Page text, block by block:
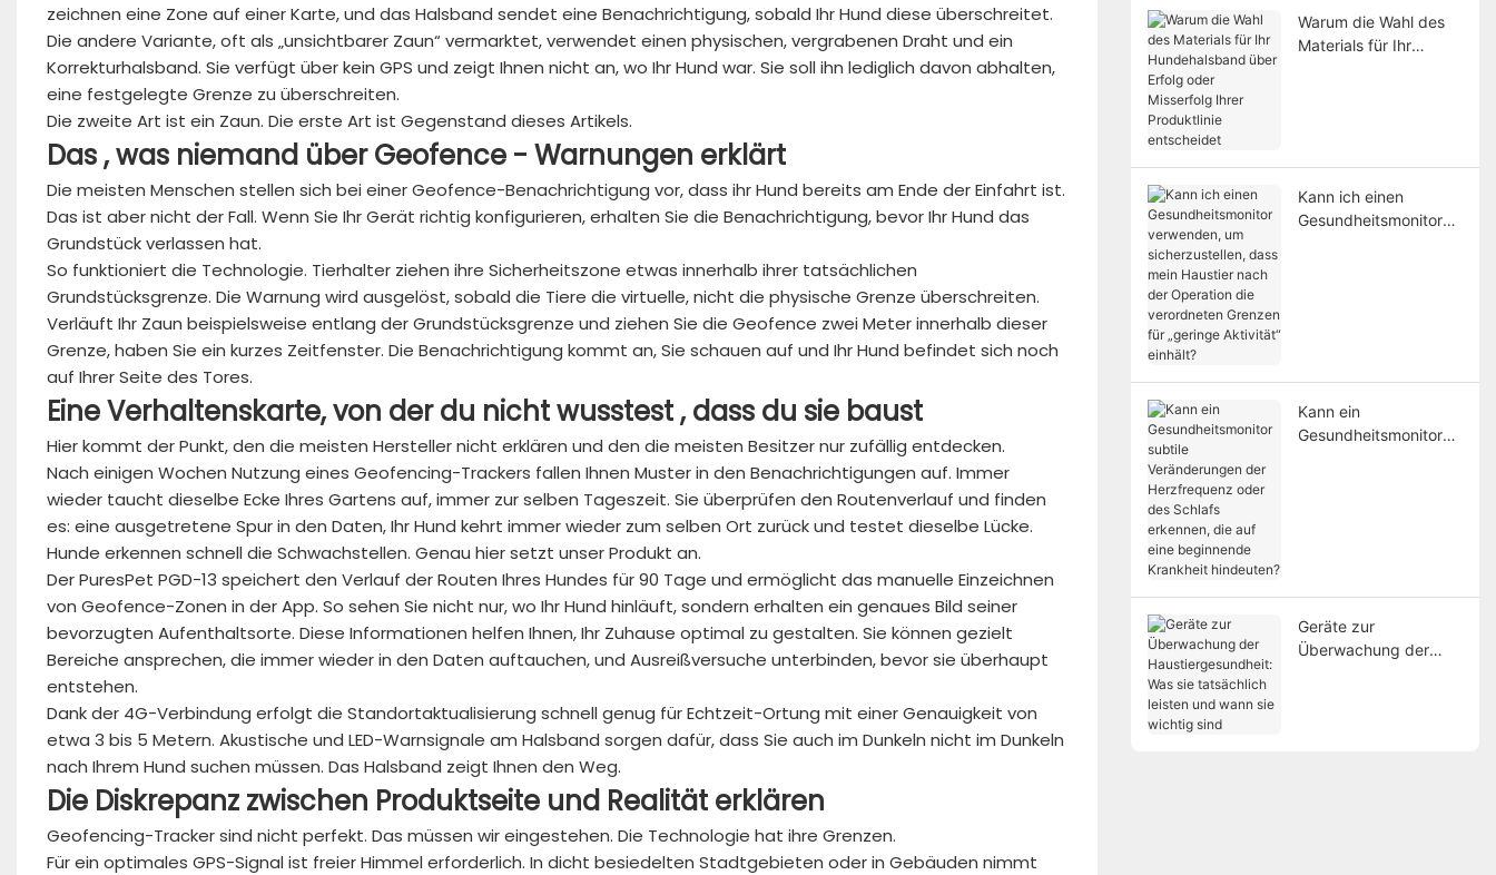
zeichnen eine Zone auf einer Karte, und das Halsband sendet eine Benachrichtigung, sobald Ihr Hund diese überschreitet.
Die andere Variante, oft als „unsichtbarer Zaun“ vermarktet, verwendet einen physischen, vergrabenen Draht und ein
Korrekturhalsband. Sie verfügt über kein GPS und zeigt Ihnen nicht an, wo Ihr Hund war. Sie soll ihn lediglich davon abhalten,
eine festgelegte Grenze zu überschreiten.
Die zweite Art ist ein Zaun. Die erste Art ist Gegenstand dieses Artikels.
Das,was niemand über Geofence - Warnungen erklärt
Die meisten Menschen stellen sich bei einer Geofence-Benachrichtigung vor, dass ihr Hund bereits am Ende der Einfahrt ist.
Das ist aber nicht der Fall. Wenn Sie Ihr Gerät richtig konfigurieren, erhalten Sie die Benachrichtigung, bevor Ihr Hund das
Grundstück verlassen hat.
So funktioniert die Technologie. Tierhalter ziehen ihre Sicherheitszone etwas innerhalb ihrer tatsächlichen
Grundstücksgrenze. Die Warnung wird ausgelöst, sobald die Tiere die virtuelle, nicht die physische Grenze überschreiten.
Verläuft Ihr Zaun beispielsweise entlang der Grundstücksgrenze und ziehen Sie die Geofence zwei Meter innerhalb dieser
Grenze, haben Sie ein kurzes Zeitfenster. Die Benachrichtigung kommt an, Sie schauen auf und Ihr Hund befindet sich noch
auf Ihrer Seite des Tores.
Eine Verhaltenskarte, von der du nichtwusstest, dass du sie baust
Hier kommt der Punkt, den die meisten Hersteller nicht erklären und den die meisten Besitzer nur zufällig entdecken.
Nach einigen Wochen Nutzung eines Geofencing-Trackers fallen Ihnen Muster in den Benachrichtigungen auf. Immer
wieder taucht dieselbe Ecke Ihres Gartens auf, immer zur selben Tageszeit. Sie überprüfen den Routenverlauf und finden
es: eine ausgetretene Spur in den Daten, Ihr Hund kehrt immer wieder zum selben Ort zurück und testet dieselbe Lücke.
Hunde erkennen schnell die Schwachstellen. Genau hier setzt unser Produkt an.
Der PuresPet PGD-13 speichert den Verlauf der Routen Ihres Hundes für 90 Tage und ermöglicht das manuelle Einzeichnen
von Geofence-Zonen in der App. So sehen Sie nicht nur, wo Ihr Hund hinläuft, sondern erhalten ein genaues Bild seiner
bevorzugten Aufenthaltsorte. Diese Informationen helfen Ihnen, Ihr Zuhause optimal zu gestalten. Sie können gezielt
Bereiche ansprechen, die immer wieder in den Daten auftauchen, und Ausreißversuche unterbinden, bevor sie überhaupt
entstehen.
Dank der 4G-Verbindung erfolgt die Standortaktualisierung schnell genug für Echtzeit-Ortung mit einer Genauigkeit von
etwa 3 bis 5 Metern. Akustische und LED-Warnsignale am Halsband sorgen dafür, dass Sie auch im Dunkeln nicht im Dunkeln
nach Ihrem Hund suchen müssen. Das Halsband zeigt Ihnen den Weg.
Die Diskrepanz zwischen Produktseite und Realität erklären
Geofencing-Tracker sind nicht perfekt. Das müssen wir eingestehen. Die Technologie hat ihre Grenzen.
Für ein optimales GPS-Signal ist freier Himmel erforderlich. In dicht besiedelten Stadtgebieten oder in Gebäuden nimmt
Warum die Wahl des
Materials für Ihr
Kann ich einen
Gesundheitsmonitor
einhält?
Kann ein
Gesundheitsmonitor
Geräte zur
Überwachung der